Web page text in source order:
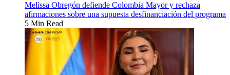
Melissa Obregón defiende Colombia Mayor y rechaza
afirmaciones sobre una supuesta desfinanciación del programa
5 Min Read